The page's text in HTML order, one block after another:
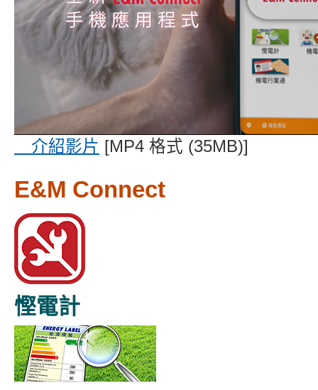
介紹影片 [MP4 格式 (35MB)]
E&M Connect
慳電計